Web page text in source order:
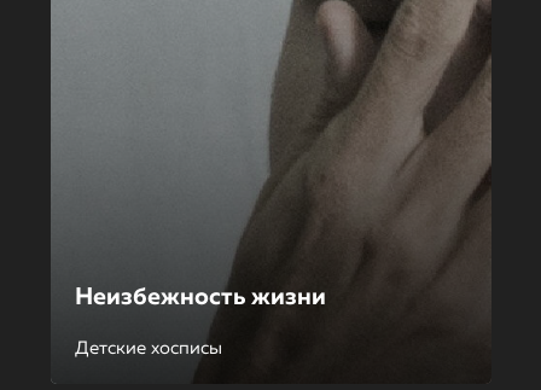
Неизбежность жизни
Детские хосписы